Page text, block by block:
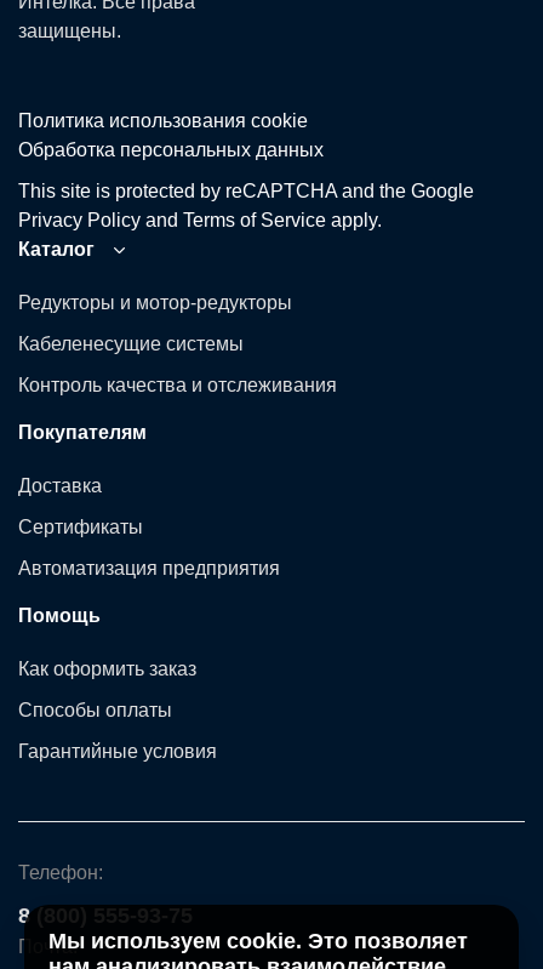
защищены.
Политика использования сookie
Обработка персональных данных
This site is protected by reCAPTCHA and the Google
Privacy Policy and Terms of Service apply.
Каталог
Редукторы и мотор-редукторы
Кабеленесущие системы
Контроль качества и отслеживания
Покупателям
Доставка
Сертификаты
Автоматизация предприятия
Помощь
Как оформить заказ
Способы оплаты
Гарантийные условия
Телефон:
8 (800) 555-93-75
Почта:Мы используем cookie. Это позволяет